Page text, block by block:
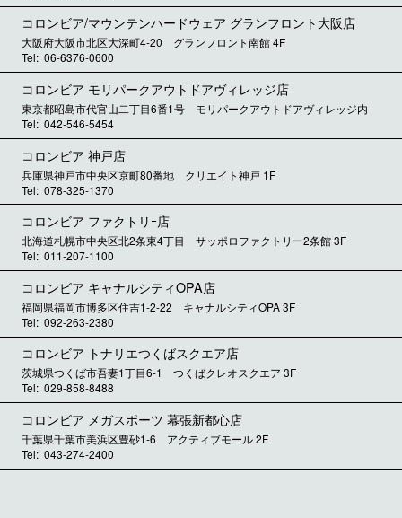
コロンビア/マウンテンハードウェア グランフロント大阪店
大阪府大阪市北区大深町4-20 グランフロント南館 4F
06-6376-0600
コロンビア モリパークアウトドアヴィレッジ店
東京都昭島市代官山二丁目6番1号 モリパークアウトドアヴィレッジ内
042-546-5454
コロンビア 神戸店
兵庫県神戸市中央区京町80番地 クリエイト神戸 1F
078-325-1370
コロンビア ファクトリｰ店
北海道札幌市中央区北2条東4丁目 サッポロファクトリー2条館 3F
011-207-1100
コロンビア キャナルシティOPA店
福岡県福岡市博多区住吉1-2-22 キャナルシティOPA 3F
092-263-2380
コロンビア トナリエつくばスクエア店
茨城県つくば市吾妻1丁目6-1 つくばクレオスクエア 3F
029-858-8488
コロンビア メガスポーツ 幕張新都心店
千葉県千葉市美浜区豊砂1-6 アクティブモール 2F
043-274-2400